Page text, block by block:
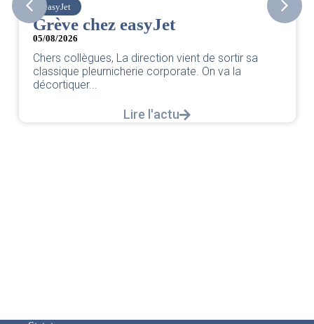
easyJet
Grève chez easyJet
05/08/2026
Chers collègues, La direction vient de sortir sa
classique pleurnicherie corporate. On va la
décortiquer...
Lire l'actu